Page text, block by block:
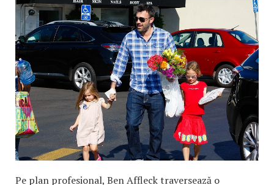
Pe plan profesional, Ben Affleck traversează o